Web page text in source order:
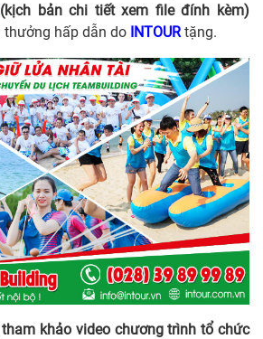
(kịch bản chi tiết xem file đính kèm)
hấp dẫn do INTOUR tặng.
khảo video chương trình tổ chức